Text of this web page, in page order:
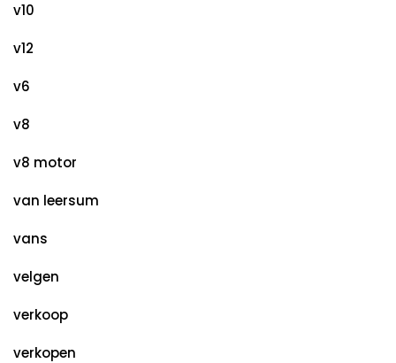
v10
v12
v6
v8
v8 motor
van leersum
vans
velgen
verkoop
verkopen